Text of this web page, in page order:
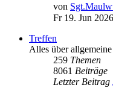
von
Fr 19. Jun
Treffen
Alles über
259 Themen
8061 Beiträge
Letzter Beitrag